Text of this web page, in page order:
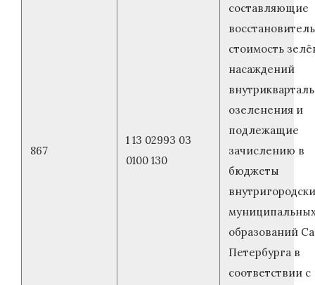
867
1 13 02993 03
0100 130
составляющие
стоимость
насаждений
озеленения и
подлежащие
зачислению в
бюджеты
образований
Петербурга в
соответствии с